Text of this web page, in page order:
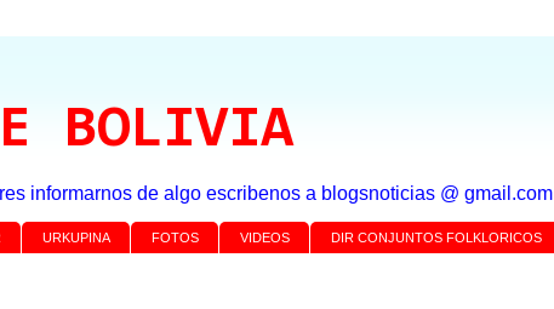
BOLIVIA
informarnos de algo escribenos a blogsnoticias @ gmail.com
URKUPINA FOTOS VIDEOS DIR CONJUNTOS FOLKLORICOS